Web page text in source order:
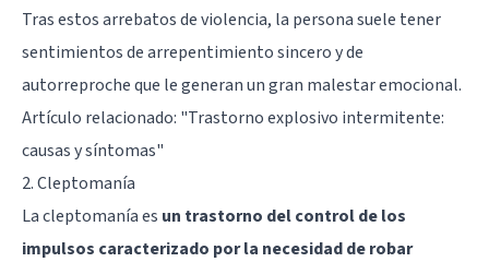
Tras estos arrebatos de violencia, la persona suele tener
sentimientos de arrepentimiento sincero y de
autorreproche que le generan un gran malestar emocional.
Artículo relacionado: "Trastorno explosivo intermitente:
causas y síntomas"
2. Cleptomanía
La cleptomanía es un trastorno del control de los
impulsos caracterizado por la necesidad de robar